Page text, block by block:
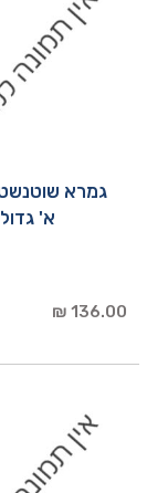
גמרא
א' גדול
136.00 ₪